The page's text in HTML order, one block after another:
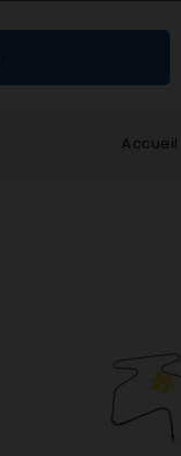
Accueil